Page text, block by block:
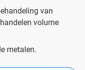
van
volume
metalen.